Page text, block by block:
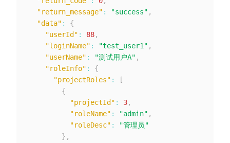
"return_message" : "success" ,
"data" :
{
"userId" : 88,
"loginName" : "test_user1" ,
"userName" : "测试用户A" ,
"roleInfo" :
{
"projectRoles" :
[
{
"projectId" : 3,
"roleName" : "admin" ,
"roleDesc" :
"管理员"
} ,